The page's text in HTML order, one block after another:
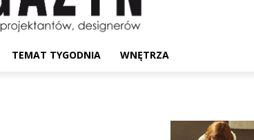
TEMAT TYGODNIA WNĘTRZA